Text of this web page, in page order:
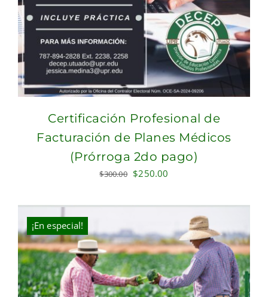
Certificación Profesional de
Facturación de Planes Médicos
(Prórroga 2do pago)
$300.00 Original
was:
$250.00
is:
$250.00.
¡En especial!